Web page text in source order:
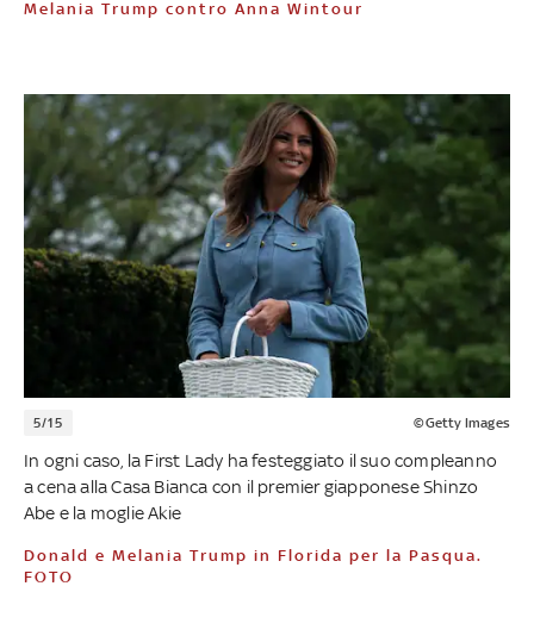
Melania Trump contro Anna Wintour
5/15 ©Getty Images
In ogni caso, la First Lady ha festeggiato il suo compleanno
a cena alla Casa Bianca con il premier giapponese Shinzo
Abe e la moglie Akie
Donald e Melania Trump in Florida per la Pasqua.
FOTO